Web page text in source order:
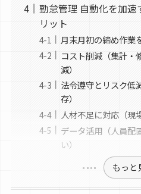
勤怠管理 自動化を加
リット
月末月初の締め作業
コスト削減（集計・
減）
法令遵守とリスク低
存）
人材不足に対応（現
データ活用（人員配
い）
もっと